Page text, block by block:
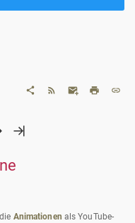
Animationen als YouTube-